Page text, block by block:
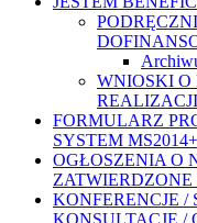
WNIOSKI O
FORMULARZ
SYSTEM MS2014+
OGŁOSZENIA O
ZATWIERDZONE
KONFERENCJE
KONSULTACJE /